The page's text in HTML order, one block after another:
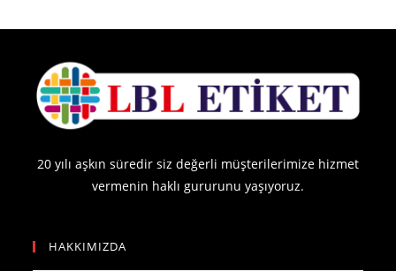
20 yılı aşkın süredir siz değerli müşterilerimize hizmet
vermenin haklı gururunu yaşıyoruz.
HAKKIMIZDA